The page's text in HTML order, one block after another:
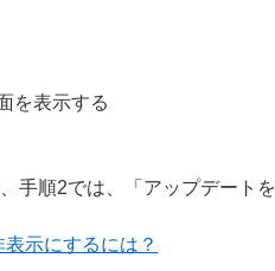
を表示する
手順2では、「アップデート
示にするには？